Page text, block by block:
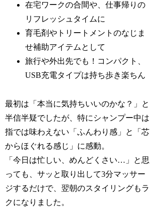
在宅ワークの合間や、仕事帰りの
リフレッシュタイムに
育毛剤やトリートメントのなじま
せ補助アイテムとして
旅行や外出先でも！コンパクト、
USB充電タイプは持ち歩き楽ちん
最初は「本当に気持ちいいのかな？」と
半信半疑でしたが、特にシャンプー中は
指では味わえない「ふんわり感」と「芯
からほぐれる感じ」に感動。
「今日は忙しい、めんどくさい…」と思
っても、サッと取り出して3分マッサー
ジするだけで、翌朝のスタイリングもラ
クになりました。